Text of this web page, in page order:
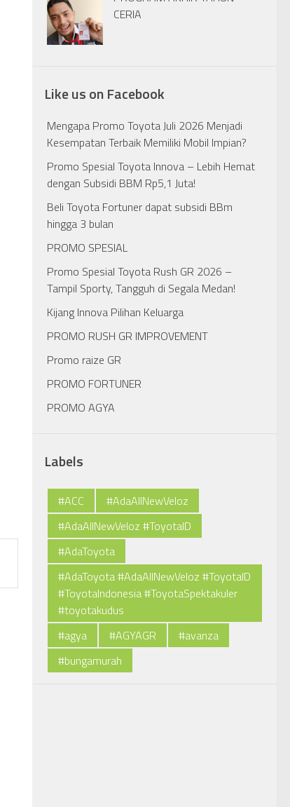
CERIA
Like us on Facebook
Mengapa Promo Toyota Juli 2026 Menjadi
Kesempatan Terbaik Memiliki Mobil Impian?
Promo Spesial Toyota Innova – Lebih Hemat
dengan Subsidi BBM Rp5,1 Juta!
Beli Toyota Fortuner dapat subsidi BBm
hingga 3 bulan
PROMO SPESIAL
Promo Spesial Toyota Rush GR 2026 –
Tampil Sporty, Tangguh di Segala Medan!
Kijang Innova Pilihan Keluarga
PROMO RUSH GR IMPROVEMENT
Promo raize GR
PROMO FORTUNER
PROMO AGYA
Labels
#ACC
#AdaAllNewVeloz
#AdaAllNewVeloz #ToyotaID
#AdaToyota
#AdaToyota #AdaAllNewVeloz #ToyotaID
#ToyotaIndonesia #ToyotaSpektakuler
#toyotakudus
#agya
#AGYAGR
#avanza
#bungamurah